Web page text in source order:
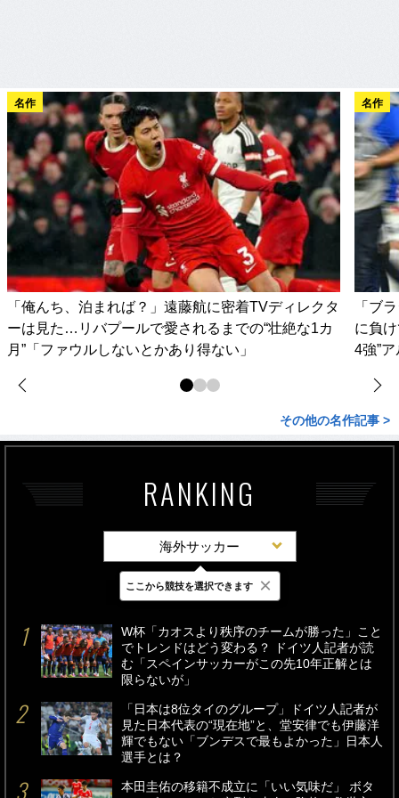
名作
「俺んち、泊まれば？」遠藤航に密着TVディレクタ
ーは見た…リバプールで愛されるまでの“壮絶な1カ
月”「ファウルしないとかあり得ない」
名作
「ブ
に負
4強”
その他の名作記事 >
RANKING
海外サッカー
最新 24時間 週間
W杯「カオスより秩序のチームが勝った」こと
でトレンドはどう変わる？ ドイツ人記者が読
む「スペインサッカーがこの先10年正解とは
限らないが」
「日本は8位タイのグループ」ドイツ人記者が
見た日本代表の“現在地”と、堂安律でも伊藤洋
輝でもない「ブンデスで最もよかった」日本人
選手とは？
本田圭佑の移籍不成立に「いい気味だ」 ボタ
ここから競技を選択できます ×